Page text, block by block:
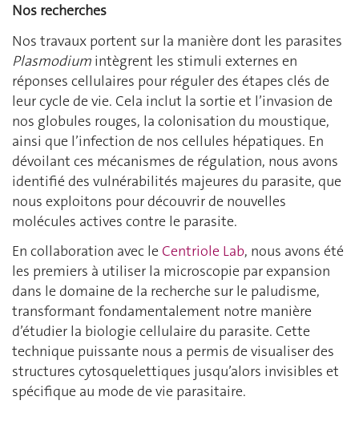
Nos recherches
Nos travaux portent sur la manière dont les parasites
Plasmodium intègrent les stimuli externes en
réponses cellulaires pour réguler des étapes clés de
leur cycle de vie. Cela inclut la sortie et l’invasion de
nos globules rouges, la colonisation du moustique,
ainsi que l’infection de nos cellules hépatiques. En
dévoilant ces mécanismes de régulation, nous avons
identifié des vulnérabilités majeures du parasite, que
nous exploitons pour découvrir de nouvelles
molécules actives contre le parasite.
En collaboration avec le Centriole Lab, nous avons été
les premiers à utiliser la microscopie par expansion
dans le domaine de la recherche sur le paludisme,
transformant fondamentalement notre manière
d’étudier la biologie cellulaire du parasite. Cette
technique puissante nous a permis de visualiser des
structures cytosquelettiques jusqu’alors invisibles et
spécifique au mode de vie parasitaire.